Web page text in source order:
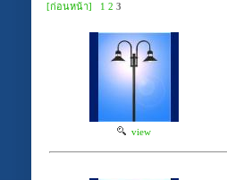
[ก่อนหน้า]
1 2 3
view